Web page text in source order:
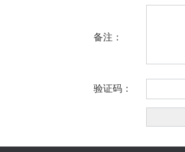
备注：
验证码：